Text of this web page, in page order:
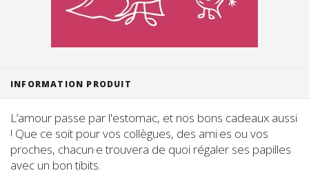
INFORMATION PRODUIT
L’amour passe par l'estomac, et nos bons cadeaux aussi
! Que ce soit pour vos collègues, des ami·es ou vos
proches, chacun·e trouvera de quoi régaler ses papilles
avec un bon tibits.